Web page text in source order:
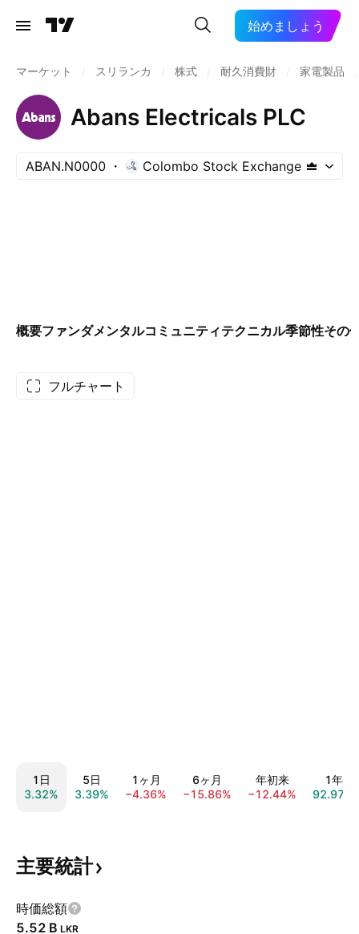
始めましょう
マーケット スリランカ 株式 耐久消費財 家電製品
Abans Electricals PLC
ABAN.N0000 Colombo Stock Exchange
概要ファンダメンタルコミュニティテクニカル季節性その
フルチャート
1日
3.32%
5日
3.39%
1ヶ月
−4.36%
6ヶ月
−15.86%
年初来
−12.44%
1年
92.97%
主要統計
時価総額
‪5.52 B‬ LKR